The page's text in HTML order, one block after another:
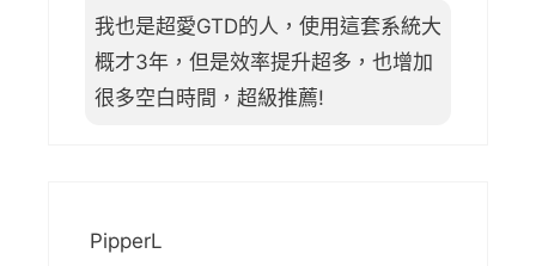
我也是超愛GTD的人，使用這套系統大
概才3年，但是效率提升超多，也增加
很多空白時間，超級推薦!
PipperL